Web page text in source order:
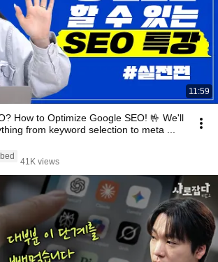
11:59
How to Optimize Google SEO! 🤟 We'll
from keyword selection to meta ...
41K views